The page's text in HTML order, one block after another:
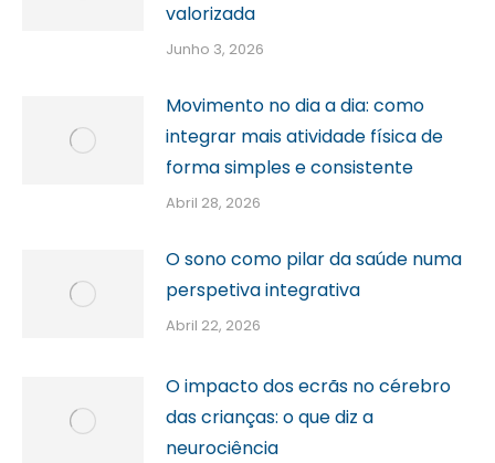
valorizada
Junho 3, 2026
Movimento no dia a dia: como
integrar mais atividade física de
forma simples e consistente
Abril 28, 2026
O sono como pilar da saúde numa
perspetiva integrativa
Abril 22, 2026
O impacto dos ecrãs no cérebro
das crianças: o que diz a
neurociência